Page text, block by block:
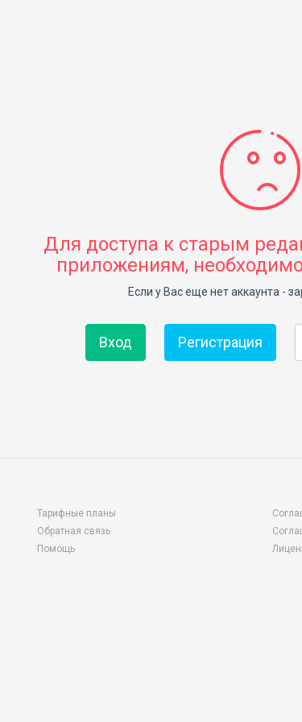
Для доступа к старым
приложениям,
Если у Вас еще нет аккаунта -
Вход Регистрация
Тарифные планы
Обратная связь
Помощь